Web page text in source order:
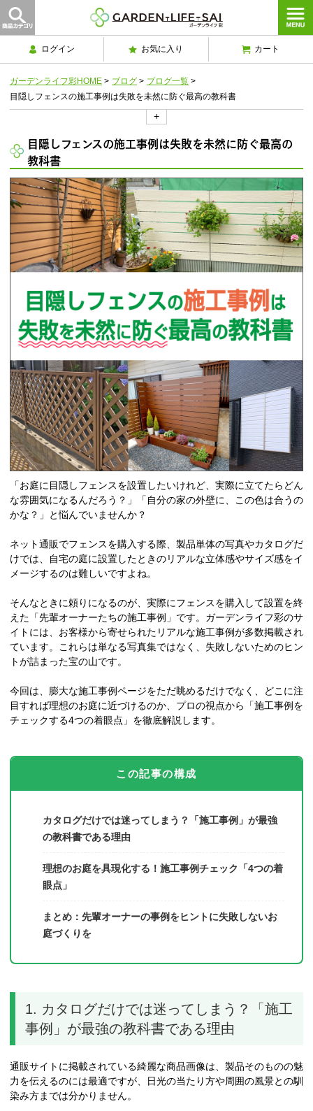
ログイン お気に入り カート
ガーデンライフ彩HOME > ブログ > ブログ一覧 >
目隠しフェンスの施工事例は失敗を未然に防ぐ最高の教科書
+
目隠しフェンスの施工事例は失敗を未然に防ぐ最高の
教科書
「お庭に目隠しフェンスを設置したいけれど、実際に立てたらどん
な雰囲気になるんだろう？」「自分の家の外壁に、この色は合うの
かな？」と悩んでいませんか？
ネット通販でフェンスを購入する際、製品単体の写真やカタログだ
けでは、自宅の庭に設置したときのリアルな立体感やサイズ感をイ
メージするのは難しいですよね。
そんなときに頼りになるのが、実際にフェンスを購入して設置を終
えた「先輩オーナーたちの施工事例」です。ガーデンライフ彩のサ
イトには、お客様から寄せられたリアルな施工事例が多数掲載され
ています。これらは単なる写真集ではなく、失敗しないためのヒン
トが詰まった宝の山です。
今回は、膨大な施工事例ページをただ眺めるだけでなく、どこに注
目すれば理想のお庭に近づけるのか、プロの視点から「施工事例を
チェックする4つの着眼点」を徹底解説します。
この記事の構成
カタログだけでは迷ってしまう？「施工事例」が最強
の教科書である理由
理想のお庭を具現化する！施工事例チェック「4つの着
眼点」
まとめ：先輩オーナーの事例をヒントに失敗しないお
庭づくりを
1. カタログだけでは迷ってしまう？「施工
事例」が最強の教科書である理由
通販サイトに掲載されている綺麗な商品画像は、製品そのものの魅
力を伝えるのには最適ですが、日光の当たり方や周囲の風景との馴
染み方までは分かりません。